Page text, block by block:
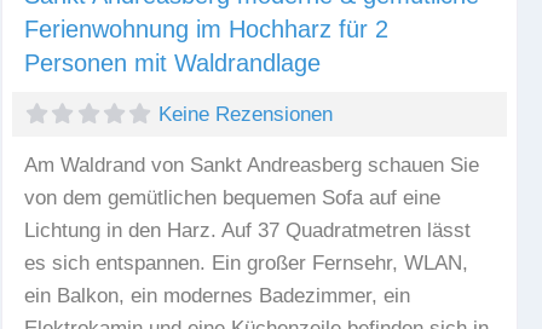
Ferienwohnung im Hochharz für 2
Personen mit Waldrandlage
Keine Rezensionen
Am Waldrand von Sankt Andreasberg schauen Sie
von dem gemütlichen bequemen Sofa auf eine
Lichtung in den Harz. Auf 37 Quadratmetren lässt
es sich entspannen. Ein großer Fernsehr, WLAN,
ein Balkon, ein modernes Badezimmer, ein